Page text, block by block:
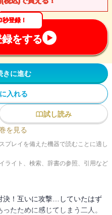
登録！
をする
きに進む
入れる
試し読み
を見る
レイを備えた機器で読むことに適し
ライト、検索、辞書の参照、引用など
決！互いに攻撃…していたはず
たために感じてしまう二人。